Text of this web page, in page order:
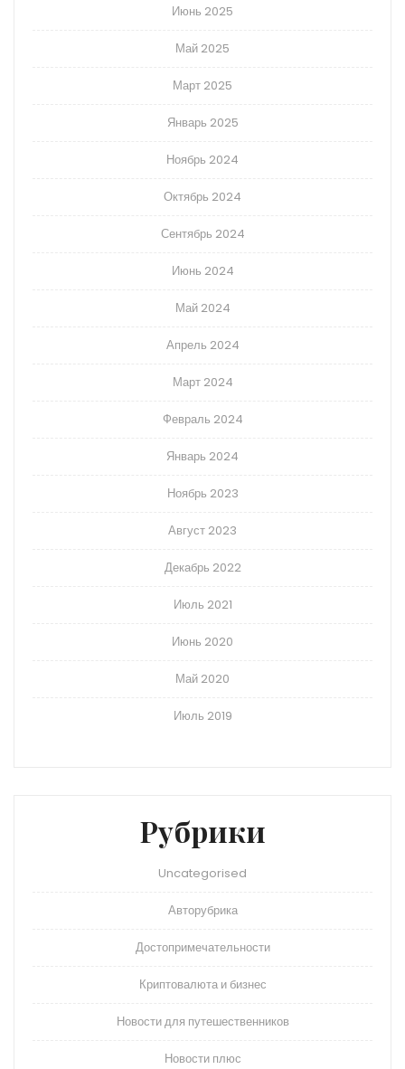
Июнь 2025
Май 2025
Март 2025
Январь 2025
Ноябрь 2024
Октябрь 2024
Сентябрь 2024
Июнь 2024
Май 2024
Апрель 2024
Март 2024
Февраль 2024
Январь 2024
Ноябрь 2023
Август 2023
Декабрь 2022
Июль 2021
Июнь 2020
Май 2020
Июль 2019
Рубрики
Uncategorised
Авторубрика
Достопримечательности
Криптовалюта и бизнес
Новости для путешественников
Новости плюс